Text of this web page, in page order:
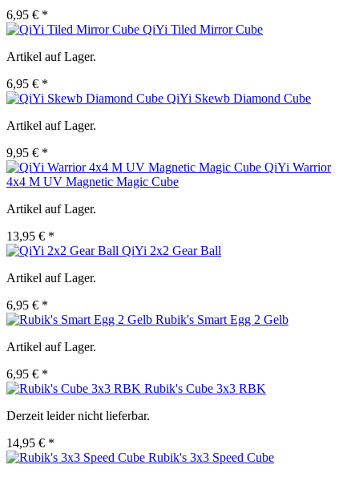
6,95 € *
QiYi Tiled Mirror Cube
Artikel auf Lager.
6,95 € *
QiYi Skewb Diamond Cube
Artikel auf Lager.
9,95 € *
QiYi Warrior
4x4 M UV Magnetic Magic Cube
Artikel auf Lager.
13,95 € *
QiYi 2x2 Gear Ball
Artikel auf Lager.
6,95 € *
Rubik's Smart Egg 2 Gelb
Artikel auf Lager.
6,95 € *
Rubik's Cube 3x3 RBK
Derzeit leider nicht lieferbar.
14,95 € *
Rubik's 3x3 Speed Cube